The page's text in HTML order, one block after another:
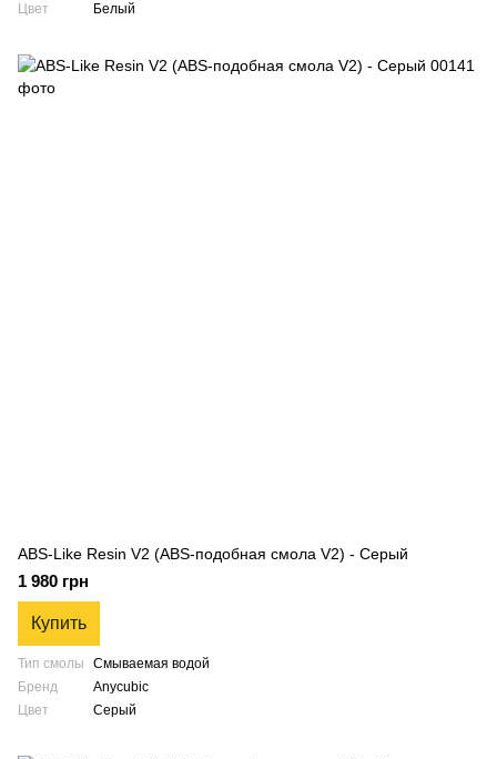
Цвет
Белый
ABS-Like Resin V2 (ABS-подобная смола V2) - Серый
1 980 грн
Купить
Тип смолы
Смываемая водой
Бренд
Anycubic
Цвет
Серый